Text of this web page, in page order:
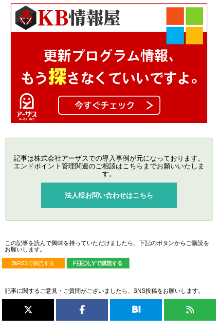
記事は株式会社アーザスでの導入事例が元になっております。
エンドポイント管理関連のご相談はこちらまでお願いいたしま
す。
法人様お問い合わせはこちら
この記事を読んで興味を持っていただけましたら、下記のボタンからご購読を
お願いします。
RSSで購読する feedlyで購読する
記事に関するご意見・ご質問がございましたら、SNS投稿をお願いします。